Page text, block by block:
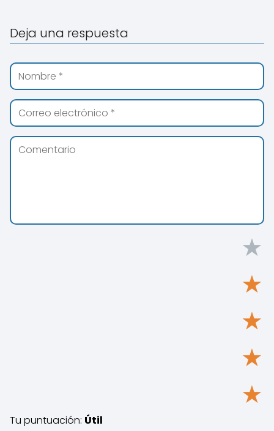
Deja una respuesta
★
★
★
★
★
Tu puntuación: Útil